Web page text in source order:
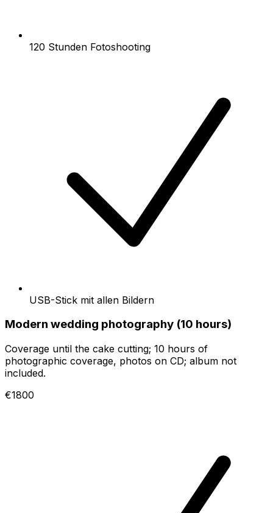
120 Stunden Fotoshooting
USB-Stick mit allen Bildern
Modern wedding photography (10 hours)
Coverage until the cake cutting; 10 hours of
photographic coverage, photos on CD; album not
included.
€1800